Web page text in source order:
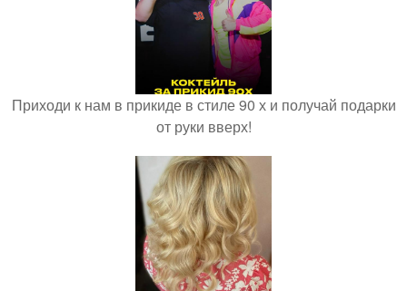
Приходи к нам в прикиде в стиле 90 х и получай подарки
от руки вверх!